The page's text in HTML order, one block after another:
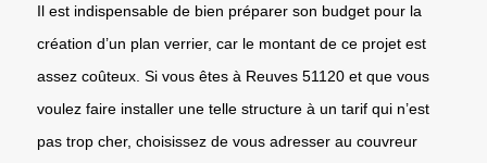
Il est indispensable de bien préparer son budget pour la
création d’un plan verrier, car le montant de ce projet est
assez coûteux. Si vous êtes à Reuves 51120 et que vous
voulez faire installer une telle structure à un tarif qui n’est
pas trop cher, choisissez de vous adresser au couvreur